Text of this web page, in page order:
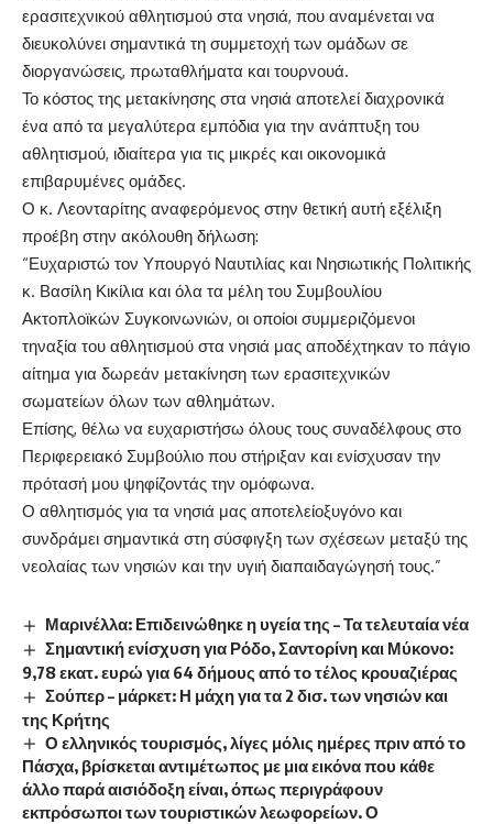
ερασιτεχνικού αθλητισμού στα νησιά, που αναμένεται να
διευκολύνει σημαντικά τη συμμετοχή των ομάδων σε
διοργανώσεις, πρωταθλήματα και τουρνουά.
Το κόστος της μετακίνησης στα νησιά αποτελεί διαχρονικά
ένα από τα μεγαλύτερα εμπόδια για την ανάπτυξη του
αθλητισμού, ιδιαίτερα για τις μικρές και οικονομικά
επιβαρυμένες ομάδες.
Ο κ. Λεονταρίτης αναφερόμενος στην θετική αυτή εξέλιξη
προέβη στην ακόλουθη δήλωση:
“Ευχαριστώ τον Υπουργό Ναυτιλίας και Νησιωτικής Πολιτικής
κ. Βασίλη Κικίλια και όλα τα μέλη του Συμβουλίου
Ακτοπλοϊκών Συγκοινωνιών, οι οποίοι συμμεριζόμενοι
τηναξία του αθλητισμού στα νησιά μας αποδέχτηκαν το πάγιο
αίτημα για δωρεάν μετακίνηση των ερασιτεχνικών
σωματείων όλων των αθλημάτων.
Επίσης, θέλω να ευχαριστήσω όλους τους συναδέλφους στο
Περιφερειακό Συμβούλιο που στήριξαν και ενίσχυσαν την
πρότασή μου ψηφίζοντάς την ομόφωνα.
Ο αθλητισμός για τα νησιά μας αποτελείοξυγόνο και
συνδράμει σημαντικά στη σύσφιγξη των σχέσεων μεταξύ της
νεολαίας των νησιών και την υγιή διαπαιδαγώγησή τους.”
Μαρινέλλα: Επιδεινώθηκε η υγεία της – Τα τελευταία νέα
Σημαντική ενίσχυση για Ρόδο, Σαντορίνη και Μύκονο:
9,78 εκατ. ευρώ για 64 δήμους από το τέλος κρουαζιέρας
Σούπερ – μάρκετ: Η μάχη για τα 2 δισ. των νησιών και
της Κρήτης
Ο ελληνικός τουρισμός, λίγες μόλις ημέρες πριν από το
Πάσχα, βρίσκεται αντιμέτωπος με μια εικόνα που κάθε
άλλο παρά αισιόδοξη είναι, όπως περιγράφουν
εκπρόσωποι των τουριστικών λεωφορείων. Ο